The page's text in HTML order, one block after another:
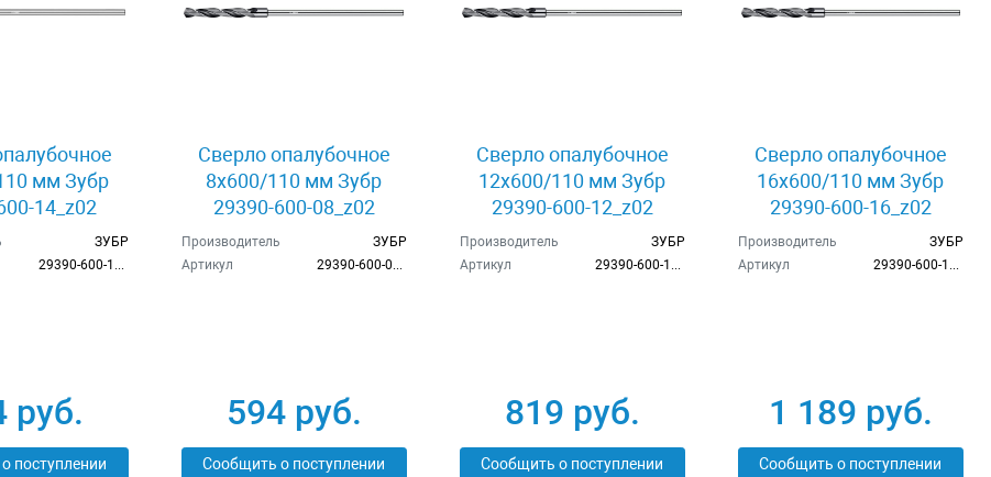
мм Зубр
14_z02
ЗУБР
29390-600-14_z02
руб.
поступлении
Сверло опалубочное
8x600/110 мм Зубр
29390-600-08_z02
Производитель
ЗУБР
Артикул
29390-600-08_z02
594 руб.
Сообщить о поступлении
Сверло опалубочное
12x600/110 мм Зубр
29390-600-12_z02
Производитель
ЗУБР
Артикул
29390-600-12_z02
819 руб.
Сообщить о поступлении
Сверло опалубочное
16x600/110 мм Зубр
29390-600-16_z02
Производитель
ЗУБР
Артикул
29390-600-16_z02
1 189 руб.
Сообщить о поступлении